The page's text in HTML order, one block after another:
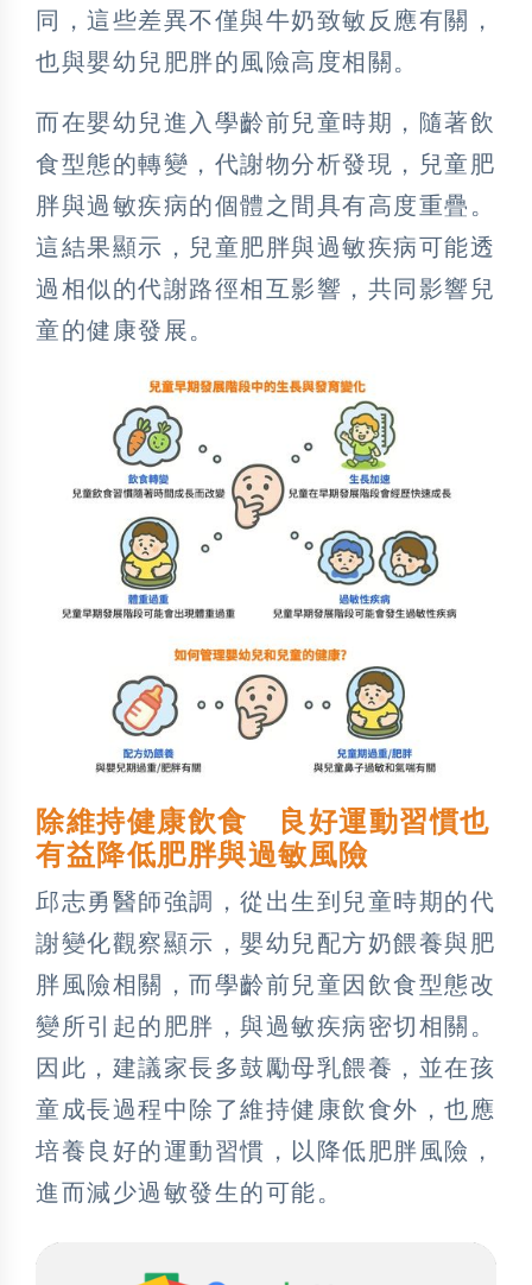
同，這些差異不僅與牛奶致敏反應有關，
也與嬰幼兒肥胖的風險高度相關。
而在嬰幼兒進入學齡前兒童時期，隨著飲
食型態的轉變，代謝物分析發現，兒童肥
胖與過敏疾病的個體之間具有高度重疊。
這結果顯示，兒童肥胖與過敏疾病可能透
過相似的代謝路徑相互影響，共同影響兒
童的健康發展。
除維持健康飲食 良好運動習慣也
有益降低肥胖與過敏風險
邱志勇醫師強調，從出生到兒童時期的代
謝變化觀察顯示，嬰幼兒配方奶餵養與肥
胖風險相關，而學齡前兒童因飲食型態改
變所引起的肥胖，與過敏疾病密切相關。
因此，建議家長多鼓勵母乳餵養，並在孩
童成長過程中除了維持健康飲食外，也應
培養良好的運動習慣，以降低肥胖風險，
進而減少過敏發生的可能。